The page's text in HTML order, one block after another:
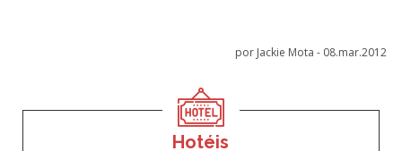
por Jackie Mota - 08.mar.2012
Hotéis